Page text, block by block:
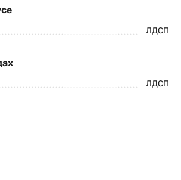
ЛДСП
ЛДСП